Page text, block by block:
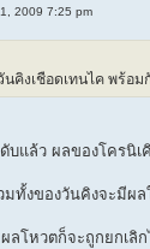
2009 7:25 pm
นคิงเชือดเทนไค พร้อ
บแล้ว ผลของโครนิ
ทั้งของวันคิงจะมีผล
ลโหวตก็จะถูกยกเลิก